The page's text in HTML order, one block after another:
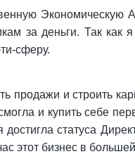
Экономическую
за деньги. Так
сферу.
продажи и строить
и купить себе
статуса
этот бизнес в